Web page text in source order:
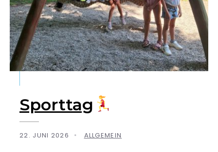
Sporttag
22. JUNI 2026 • ALLGEMEIN